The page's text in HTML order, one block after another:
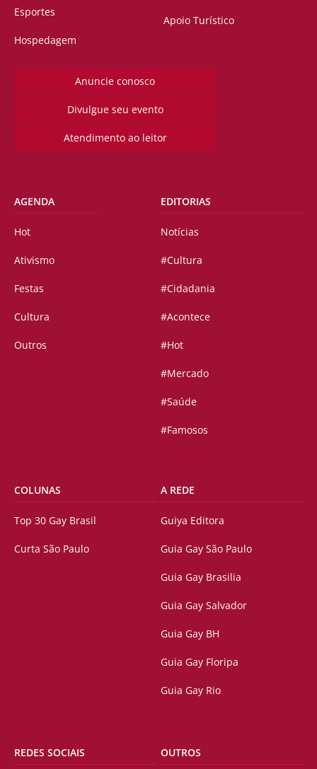
Esportes
Hospedagem
Apoio Turístico
Anuncie conosco
Divulgue seu evento
Atendimento ao leitor
AGENDA
Hot
Ativismo
Festas
Cultura
Outros
EDITORIAS
Notícias
#Cultura
#Cidadania
#Acontece
#Hot
#Mercado
#Saúde
#Famosos
COLUNAS
Top 30 Gay Brasil
Curta São Paulo
A REDE
Guiya Editora
Guia Gay São Paulo
Guia Gay Brasilia
Guia Gay Salvador
Guia Gay BH
Guia Gay Floripa
Guia Gay Rio
REDES SOCIAIS OUTROS